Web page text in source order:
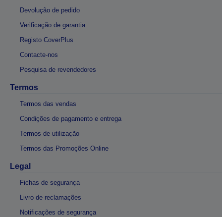
Devolução de pedido
Verificação de garantia
Registo CoverPlus
Contacte-nos
Pesquisa de revendedores
Termos
Termos das vendas
Condições de pagamento e entrega
Termos de utilização
Termos das Promoções Online
Legal
Fichas de segurança
Livro de reclamações
Notificações de segurança